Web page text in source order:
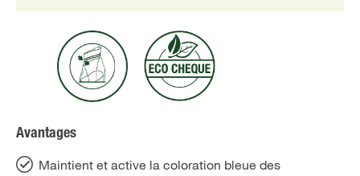
Avantages
Maintient et active la coloration bleue des